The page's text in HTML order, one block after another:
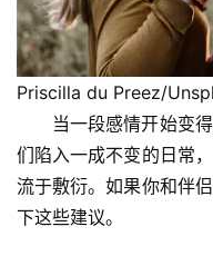
Priscilla du Preez/
当一段感情开始变
们陷入一成不变的日常
流于敷衍。如果你和伴
下这些建议。